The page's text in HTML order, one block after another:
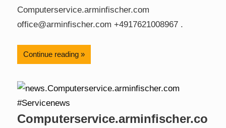
Computerservice.arminfischer.com
office@arminfischer.com +4917621008967 .
Continue reading
Computerservice.arminfischer.co